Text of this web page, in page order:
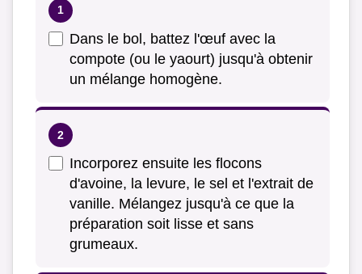
Dans le bol, battez l'œuf avec la
compote (ou le yaourt) jusqu'à obtenir
un mélange homogène.
Incorporez ensuite les flocons
d'avoine, la levure, le sel et l'extrait de
vanille. Mélangez jusqu'à ce que la
préparation soit lisse et sans
grumeaux.